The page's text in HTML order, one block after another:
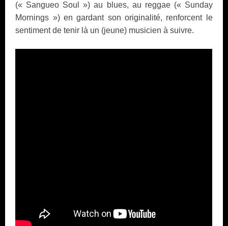
(« Sangueo Soul ») au blues, au reggae (« Sunday
Mornings ») en gardant son originalité, renforcent le
sentiment de tenir là un (jeune) musicien à suivre.